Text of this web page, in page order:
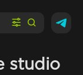
studio